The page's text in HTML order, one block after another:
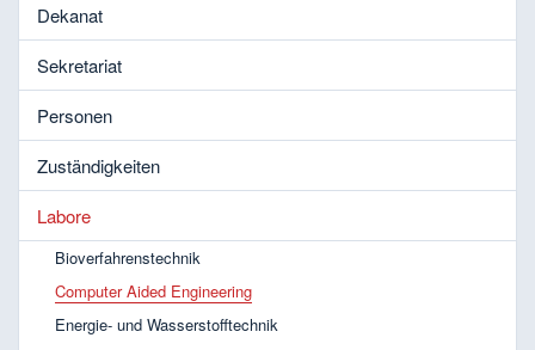
Dekanat
Sekretariat
Personen
Zuständigkeiten
Labore
Bioverfahrenstechnik
Computer Aided Engineering
Energie- und Wasserstofftechnik